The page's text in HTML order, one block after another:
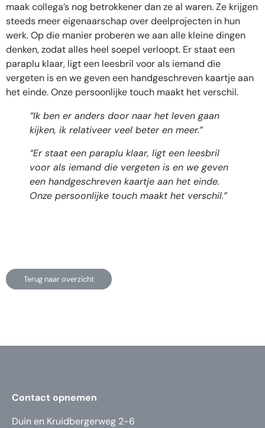
maak collega’s nog betrokkener dan ze al waren. Ze krijgen
steeds meer eigenaarschap over deelprojecten in hun
werk. Op die manier proberen we aan alle kleine dingen
denken, zodat alles heel soepel verloopt. Er staat een
paraplu klaar, ligt een leesbril voor als iemand die
vergeten is en we geven een handgeschreven kaartje aan
het einde. Onze persoonlijke touch maakt het verschil.
“Ik ben er anders door naar het leven gaan
kijken, ik relativeer veel beter en meer.”
“Er staat een paraplu klaar, ligt een leesbril
voor als iemand die vergeten is en we geven
een handgeschreven kaartje aan het einde.
Onze persoonlijke touch maakt het verschil.”
Terug naar overzicht
Contact opnemen
Duin en Kruidbergerweg 2-6